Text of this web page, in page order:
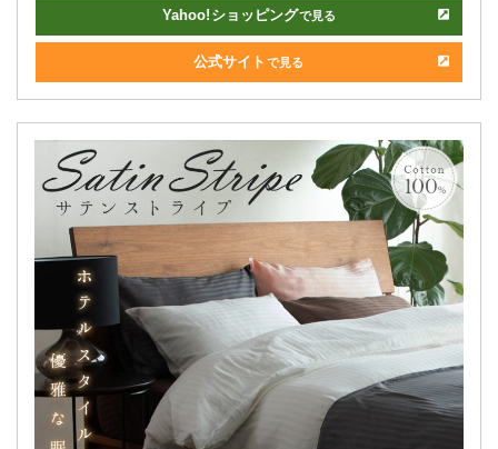
Yahoo! ショッピングで見る
公式サイト で見る